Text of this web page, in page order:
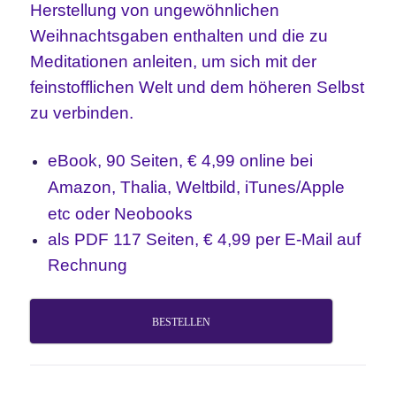
Herstellung von ungewöhnlichen
Weihnachtsgaben enthalten und die zu
Meditationen anleiten, um sich mit der
feinstofflichen Welt und dem höheren Selbst
zu verbinden.
eBook, 90 Seiten, € 4,99 online bei
Amazon, Thalia, Weltbild, iTunes/Apple
etc oder Neobooks
als PDF 117 Seiten, € 4,99 per E-Mail auf
Rechnung
BESTELLEN